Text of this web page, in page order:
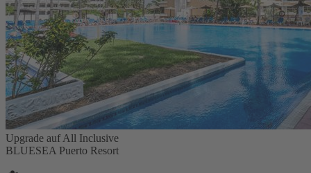
Upgrade auf All Inclusive
BLUESEA Puerto Resort